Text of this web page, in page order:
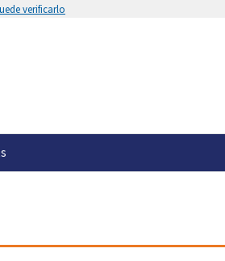
verificarlo